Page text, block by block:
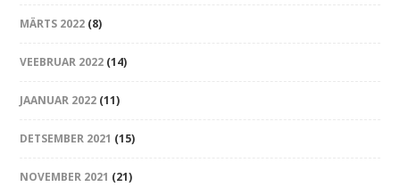
MÄRTS 2022 (8)
VEEBRUAR 2022 (14)
JAANUAR 2022 (11)
DETSEMBER 2021 (15)
NOVEMBER 2021 (21)